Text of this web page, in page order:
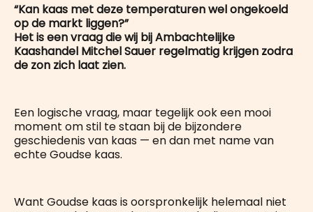
“Kan kaas met deze temperaturen wel ongekoeld
op de markt liggen?”
Het is een vraag die wij bij Ambachtelijke
Kaashandel Mitchel Sauer regelmatig krijgen zodra
de zon zich laat zien.
Een logische vraag, maar tegelijk ook een mooi
moment om stil te staan bij de bijzondere
geschiedenis van kaas — en dan met name van
echte Goudse kaas.
Want Goudse kaas is oorspronkelijk helemaal niet